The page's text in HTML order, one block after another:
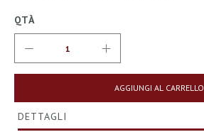
QTÀ
AGGIUNGI AL CARRELLO
DETTAGLI